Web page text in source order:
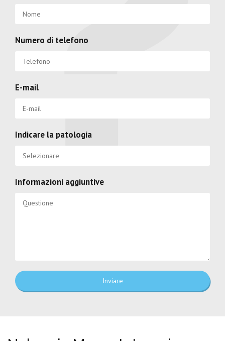
Numero di telefono
E-mail
Indicare la patologia
Informazioni aggiuntive
Inviare